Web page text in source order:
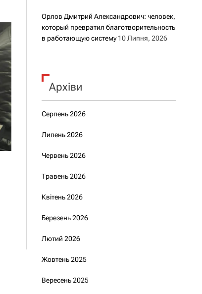
Орлов Дмитрий Александрович: человек,
который превратил благотворительность
в работающую систему 10 Липня, 2026
Архіви
Серпень 2026
Липень 2026
Червень 2026
Травень 2026
Квітень 2026
Березень 2026
Лютий 2026
Жовтень 2025
Вересень 2025